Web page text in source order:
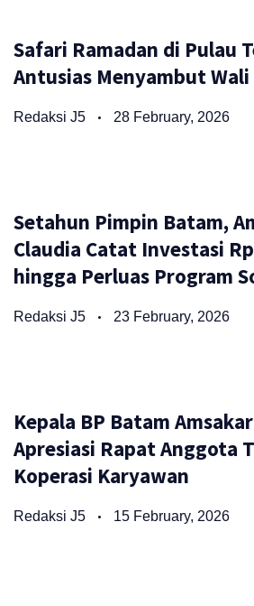
Safari Ramadan di Pulau
Antusias Menyambut
Redaksi J5 28 February, 2026
Setahun Pimpin Batam,
Claudia Catat Investasi
hingga Perluas Program
Redaksi J5 23 February, 2026
Kepala BP Batam
Apresiasi Rapat Anggota
Koperasi Karyawan
Redaksi J5 15 February, 2026